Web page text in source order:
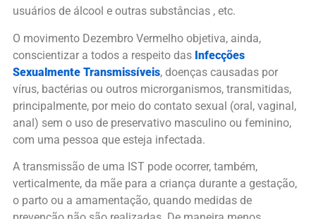
usuários de álcool e outras substâncias , etc.
O movimento Dezembro Vermelho objetiva, ainda,
conscientizar a todos a respeito das Infecções
Sexualmente Transmissíveis, doenças causadas por
vírus, bactérias ou outros microrganismos, transmitidas,
principalmente, por meio do contato sexual (oral, vaginal,
anal) sem o uso de preservativo masculino ou feminino,
com uma pessoa que esteja infectada.
A transmissão de uma IST pode ocorrer, também,
verticalmente, da mãe para a criança durante a gestação,
o parto ou a amamentação, quando medidas de